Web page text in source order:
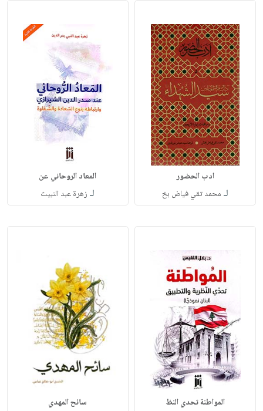
ادب الحضور
لـ محمد تقي فياض بخ
المعاد الروحاني عن
لـ زهرة عبد النبيث
المواطنة تحدي النظ سائح المهدي